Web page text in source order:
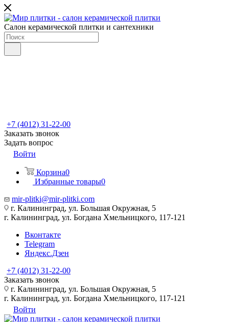
Салон керамической плитки и сантехники
+7 (4012) 31-22-00
Заказать звонок
Задать вопрос
Войти
Корзина0
Избранные товары0
mir-plitki@mir-plitki.com
г. Калининград, ул. Большая Окружная, 5
г. Калининград, ул. Богдана Хмельницкого, 117-121
Вконтакте
Telegram
Яндекс.Дзен
+7 (4012) 31-22-00
Заказать звонок
г. Калининград, ул. Большая Окружная, 5
г. Калининград, ул. Богдана Хмельницкого, 117-121
Войти